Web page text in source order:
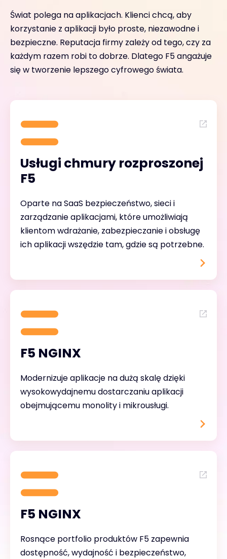
Świat polega na aplikacjach. Klienci chcą, aby
korzystanie z aplikacji było proste, niezawodne i
bezpieczne. Reputacja firmy zależy od tego, czy za
każdym razem robi to dobrze. Dlatego F5 angażuje
się w tworzenie lepszego cyfrowego świata.
Usługi chmury rozproszonej
F5
Oparte na SaaS bezpieczeństwo, sieci i
zarządzanie aplikacjami, które umożliwiają
klientom wdrażanie, zabezpieczanie i obsługę
ich aplikacji wszędzie tam, gdzie są potrzebne.
F5 NGINX
Modernizuje aplikacje na dużą skalę dzięki
wysokowydajnemu dostarczaniu aplikacji
obejmującemu monolity i mikrousługi.
F5 NGINX
Rosnące portfolio produktów F5 zapewnia
dostępność, wydajność i bezpieczeństwo,